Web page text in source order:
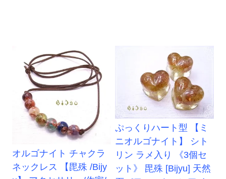
オルゴナイト チャクラ
ネックレス 【毘殊 /Bijy
ぷっくりハート型 【ミ
ニオルゴナイト】 シト
リン ラメ入り 《3個セ
ット》 毘殊 [Bijyu] 天然